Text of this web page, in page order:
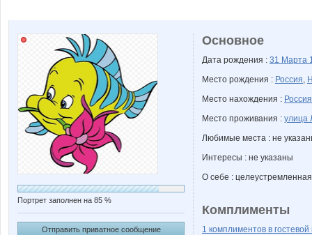
Портрет заполнен на 85 %
Отправить приватное сообщение
Основное
Дата рождения : 31 Марта
Место рождения : Россия,
Место нахождения : Россия
Место проживания : улица
Любимые места : не
Интересы : не указаны
О себе : целеустремленная
Комплименты
1 комплиментов в гостевой